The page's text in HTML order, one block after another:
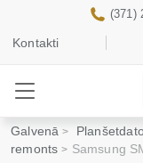
Kontakti
(371)
Galvenā
remonts
Samsung